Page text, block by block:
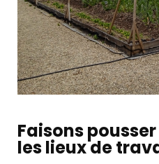
Faisons
les lieux de